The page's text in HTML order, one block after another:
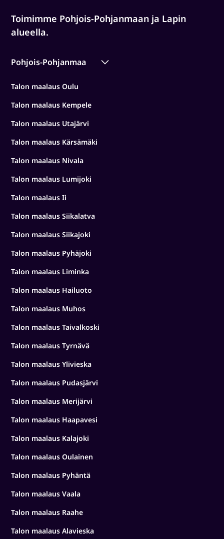
Toimimme Pohjois-Pohjanmaan ja Lapin
alueella.
Pohjois-Pohjanmaa
Talon maalaus Oulu
Talon maalaus Kempele
Talon maalaus Utajärvi
Talon maalaus Kärsämäki
Talon maalaus Nivala
Talon maalaus Lumijoki
Talon maalaus Ii
Talon maalaus Siikalatva
Talon maalaus Siikajoki
Talon maalaus Pyhäjoki
Talon maalaus Liminka
Talon maalaus Hailuoto
Talon maalaus Muhos
Talon maalaus Taivalkoski
Talon maalaus Tyrnävä
Talon maalaus Ylivieska
Talon maalaus Pudasjärvi
Talon maalaus Merijärvi
Talon maalaus Haapavesi
Talon maalaus Kalajoki
Talon maalaus Oulainen
Talon maalaus Pyhäntä
Talon maalaus Vaala
Talon maalaus Raahe
Talon maalaus Alavieska